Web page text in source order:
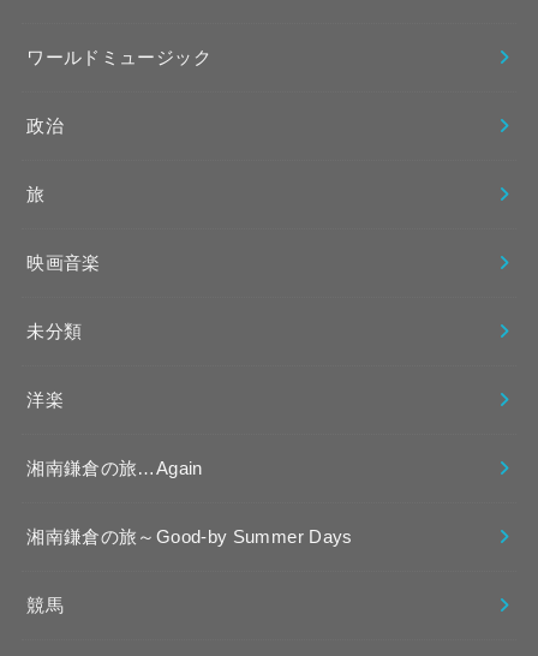
ワールドミュージック
政治
旅
映画音楽
未分類
洋楽
湘南鎌倉の旅…Again
湘南鎌倉の旅～Good-by Summer Days
競馬